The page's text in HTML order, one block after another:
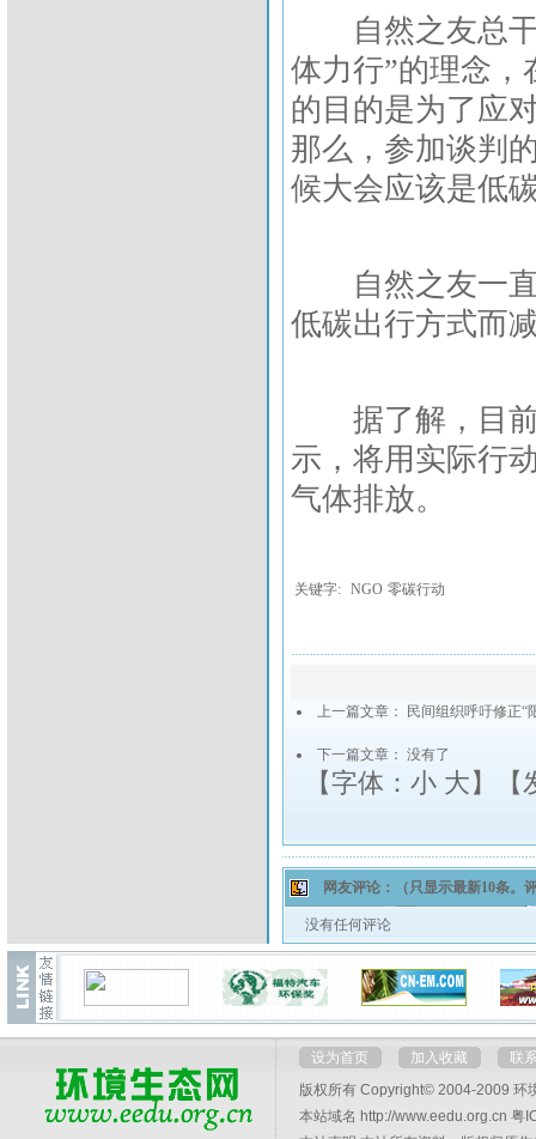
自然之友总干
体力行”的理念，
的目的是为了应
那么，参加谈判
候大会应该是低
自然之友一直
低碳出行方式而
据了解，目前
示，将用实际行
气体排放。
关键字: NGO 零碳行动
上一篇文章： 民间组织呼吁修正“
下一篇文章： 没有了
【字体： 小 大】【
网友评论： （只显示最新10条
没有任何评论
设为首页 加入收藏
联
版权所有 Copyright© 2004-2009 环
本站域名 http://www.eedu.org.cn 粤